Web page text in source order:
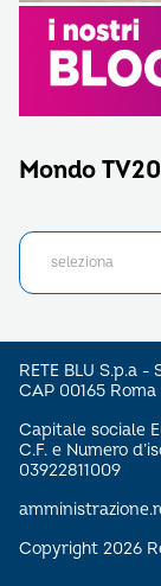
Mondo
RETE BLU S.p.a -
CAP 00165 Roma
Capitale sociale
C.F. e Numero
03922811009
Copyright 2026